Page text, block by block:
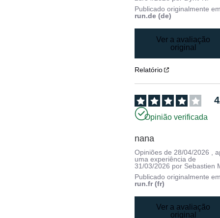
Publicado originalmente
run.de (de)
Ver a avaliação
original
Relatório
4
Opinião verificada
nana
Opiniões de 28/04/2026
,
uma experiência de
31/03/2026 por Sebastien
Publicado originalmente
run.fr (fr)
Ver a avaliação
original